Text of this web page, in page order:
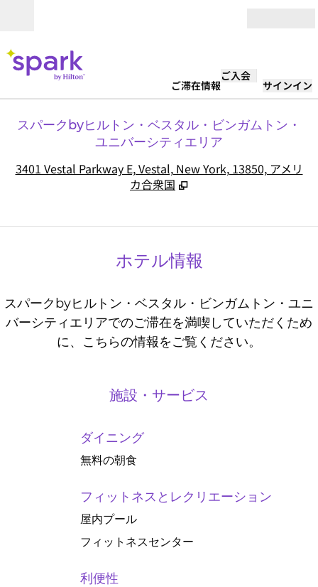
ご滞在情報
ご入会
サインイン
スパークbyヒルトン・ベスタル・ビンガムトン・
ユニバーシティエリア
3401 Vestal Parkway E, Vestal, New York, 13850, アメリ
カ合衆国
ホテル情報
スパークbyヒルトン・ベスタル・ビンガムトン・ユニ
バーシティエリアでのご滞在を満喫していただくため
に、こちらの情報をご覧ください。
施設・サービス
ダイニング
無料の朝食
フィットネスとレクリエーション
屋内プール
フィットネスセンター
利便性